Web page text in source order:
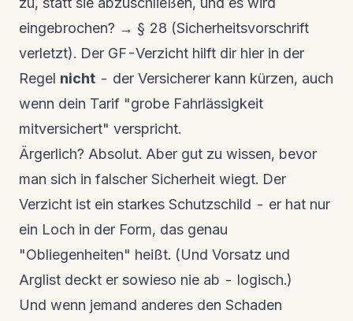
eingebrochen? → § 28 (Sicherheitsvorschrift
verletzt). Der GF-Verzicht hilft dir hier in der
Regel nicht - der Versicherer kann kürzen, auch
wenn dein Tarif "grobe Fahrlässigkeit
mitversichert" verspricht.
Ärgerlich? Absolut. Aber gut zu wissen, bevor
man sich in falscher Sicherheit wiegt. Der
Verzicht ist ein starkes Schutzschild - er hat nur
ein Loch in der Form, das genau
"Obliegenheiten" heißt. (Und Vorsatz und
Arglist deckt er sowieso nie ab - logisch.)
Und wenn jemand anderes den Schaden